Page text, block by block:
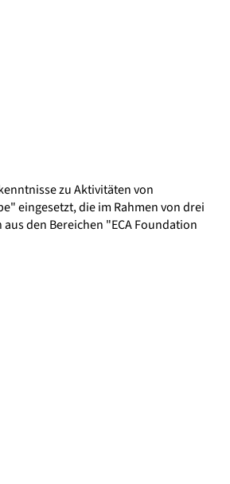
zu Aktivitäten von
eingesetzt, die im Rahmen von drei
den Bereichen "ECA Foundation